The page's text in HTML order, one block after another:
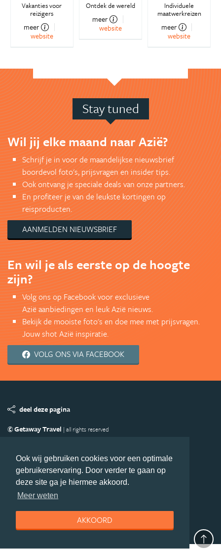
Ook wij gebruiken cookies voor een optimale
gebruikerservaring. Door verder te gaan op
deze site ga je hiermee akkoord.
Meer weten
AKKOORD
Vakanties voor
reizigers
meer
website
Ontdek de wereld
meer
website
Individuele
maatwerkreizen
meer
website
Stay tuned
Wil jij elke maand naar Azië?
Schrijf je in voor de maandelijkse nieuwsbrief
boordevol foto's, prijsvragen en insider tips.
Ook ontvang je speciale deals van onze partners.
En profiteer je van de leukste kortingen op
reisproducten.
AANMELDEN NIEUWSBRIEF
En wil je als eerste op de hoogte
zijn?
Volg ons op Facebook voor exclusieve
Azië aanbiedingen en leuk Azië nieuws.
Bekijk de mooiste foto's en doe mee met prijsvragen.
Jouw shot Azië inspiratie.
VOLG ONS VIA FACEBOOK
deel deze pagina
© Getaway Travel | all rights reserved
Copyright
Privacy statement Disclaimer
Cookies
Volg Azie.nl
Nieuwsbrief
Facebook